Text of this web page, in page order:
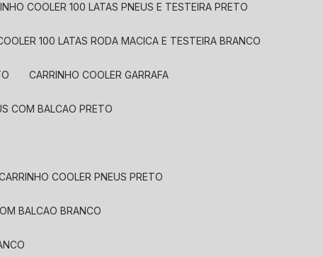
COOLER 100 LATAS PNEUS E TESTEIRA PRETO
100 LATAS RODA MACICA E TESTEIRA BRANCO
CARRINHO COOLER GARRAFA
COM BALCAO PRETO
CARRINHO COOLER PNEUS PRETO
BALCAO BRANCO